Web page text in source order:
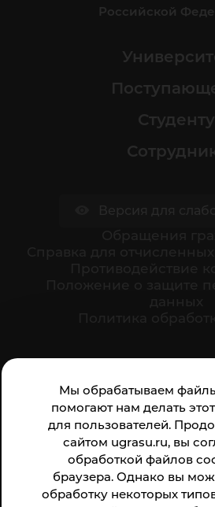
Мы обрабатываем
помогают нам делать
для пользователей.
сайтом ugrasu.ru, вы
обработкой файлов
браузера. Однако вы
обработку некоторых
Российской
Студенту
Анкета доступна по QR-коду,